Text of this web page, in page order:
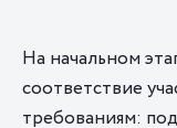
На начальном
соответствие
требованиям: